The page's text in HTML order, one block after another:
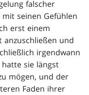
falscher
seinen Gefühlen
erst einem
und
irgendwann
sie längst
mögen, und der
Faden ihrer